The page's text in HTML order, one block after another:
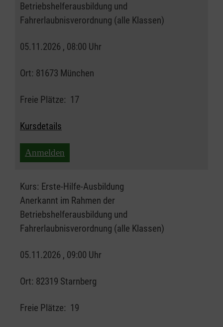
Betriebshelferausbildung und
Fahrerlaubnisverordnung (alle Klassen)
05.11.2026 , 08:00 Uhr
Ort: 81673 München
Freie Plätze: 17
Kursdetails
Anmelden
Kurs: Erste-Hilfe-Ausbildung
Anerkannt im Rahmen der
Betriebshelferausbildung und
Fahrerlaubnisverordnung (alle Klassen)
05.11.2026 , 09:00 Uhr
Ort: 82319 Starnberg
Freie Plätze: 19